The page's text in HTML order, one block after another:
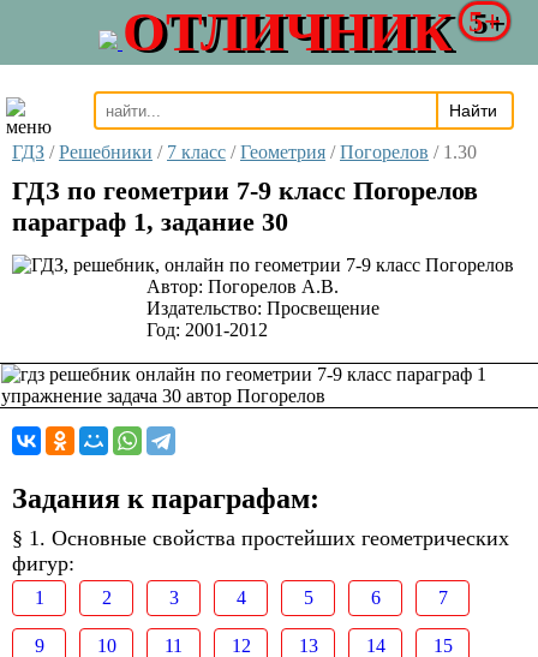
ОТЛИЧНИК 5+
ГДЗ / Решебники / 7 класс / Геометрия / Погорелов / 1.30
ГДЗ по геометрии 7-9 класс Погорелов
параграф 1, задание 30
Автор: Погорелов А.В.
Издательство: Просвещение
Год: 2001-2012
Задания к параграфам:
§ 1. Основные свойства простейших геометрических
фигур:
1 2 3 4 5 6 7
9 10 11 12 13 14 15